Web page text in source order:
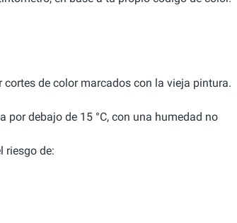
de color marcados con la vieja pintura.
por debajo de 15 °C, con una humedad no
riesgo de: